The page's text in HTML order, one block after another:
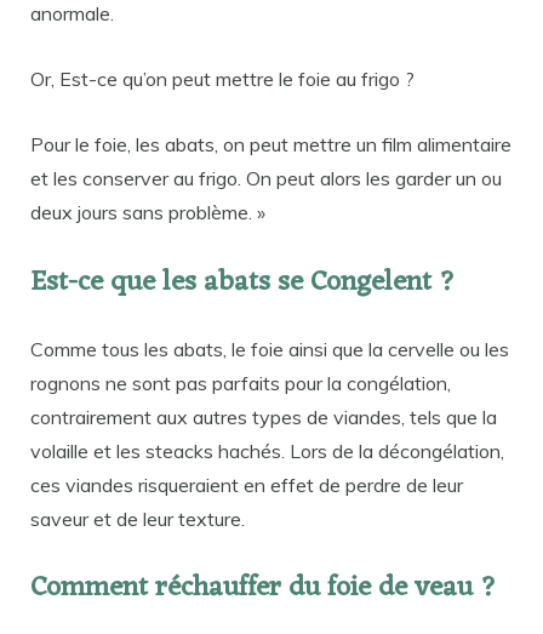
anormale.
Or, Est-ce qu’on peut mettre le foie au frigo ?
Pour le foie, les abats, on peut mettre un film alimentaire
et les conserver au frigo. On peut alors les garder un ou
deux jours sans problème. »
Est-ce que les abats se Congelent ?
Comme tous les abats, le foie ainsi que la cervelle ou les
rognons ne sont pas parfaits pour la congélation,
contrairement aux autres types de viandes, tels que la
volaille et les steacks hachés. Lors de la décongélation,
ces viandes risqueraient en effet de perdre de leur
saveur et de leur texture.
Comment réchauffer du foie de veau ?